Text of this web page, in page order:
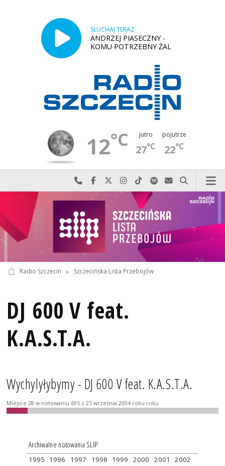
SŁUCHAJ TERAZ
ANDRZEJ PIASECZNY -
KOMU POTRZEBNY ŻAL
12°C jutro
27°C
pojutrze
22°C
Najlepiej po prostu do nas zadzwoń
Odwiedź nas na Facebook-u
Odwiedź nas na X
Odwiedź nas na Instagram-ie
Odwiedź nas na TikTok-u
Szukaj nas na Spotify
Wyślij do nas
Szukaj
Radio Szczecin » Szczecińska Lista Przebojów
DJ 600 V feat.
K.A.S.T.A.
Wychylyłybymy - DJ 600 V feat. K.A.S.T.A.
Miejsce 28 w notowaniu 695 z 25 września 2004 roku roku
Archiwalne notowania SLIP
1995 1996 1997 1998 1999 2000 2001
2002